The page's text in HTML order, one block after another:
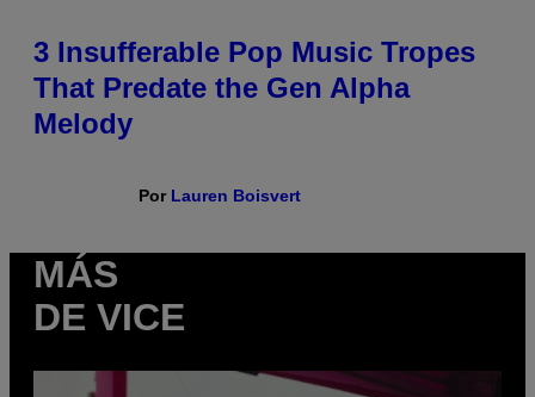
3 Insufferable Pop Music Tropes
That Predate the Gen Alpha
Melody
Por Lauren Boisvert
MÁS
DE VICE